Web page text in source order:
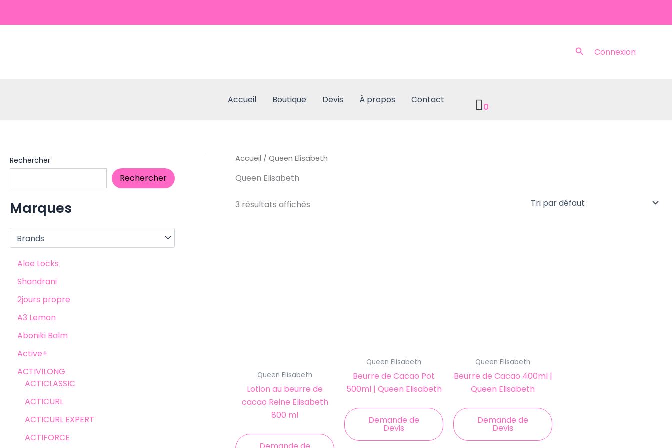
Rechercher
Connexion
Accueil Boutique Devis À propos Contact
0
Rechercher
Rechercher
Marques
Aloe Locks
Shandrani
2jours propre
A3 Lemon
Aboniki Balm
Active+
ACTIVILONG
ACTICLASSIC
ACTICURL
ACTICURL EXPERT
ACTIFORCE
Accueil / Queen Elisabeth
Queen Elisabeth
3 résultats affichés
Queen Elisabeth
Lotion au beurre de
cacao Reine Elisabeth
800 ml
Queen Elisabeth
Beurre de Cacao Pot
500ml | Queen Elisabeth
Demande de
Devis
Queen Elisabeth
Beurre de Cacao 400ml |
Queen Elisabeth
Demande de
Devis